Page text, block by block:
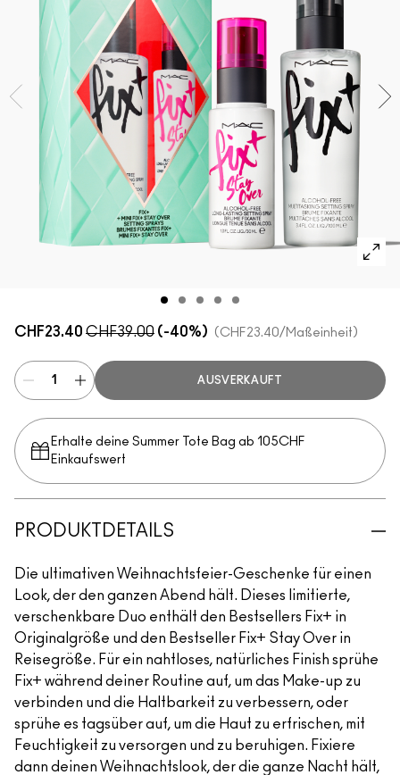
ALLE GESICHTSPRODUKTE SHOPPEN
Mini-M·A·C
ALLE AUGENPRODUKTE SHOPPEN
ALLE PINSEL KAUFEN
CHF23.40 CHF39.00 (-40%) CHF23.40/Maßeinheit
AUSVERKAUFT
Erhalte deine Summer Tote Bag ab 105CHF
Einkaufswert​
PRODUKTDETAILS
Die ultimativen Weihnachtsfeier-Geschenke für einen
Look, der den ganzen Abend hält. Dieses limitierte,
verschenkbare Duo enthält den Bestsellers Fix+ in
Originalgröße und den Bestseller Fix+ Stay Over in
Reisegröße. Für ein nahtloses, natürliches Finish sprühe
Fix+ während deiner Routine auf, um das Make-up zu
verbinden und die Haltbarkeit zu verbessern, oder
sprühe es tagsüber auf, um die Haut zu erfrischen, mit
Feuchtigkeit zu versorgen und zu beruhigen. Fixiere
dann deinen Weihnachtslook, der die ganze Nacht hält,